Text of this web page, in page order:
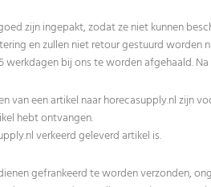
zijn ingepakt, zodat ze niet kunnen
en zullen niet retour gestuurd worden
werkdagen bij ons te worden afgehaald.
van een artikel naar horecasupply.nl zijn
hebt ontvangen.
verkeerd geleverd artikel is.
gefrankeerd te worden verzonden,